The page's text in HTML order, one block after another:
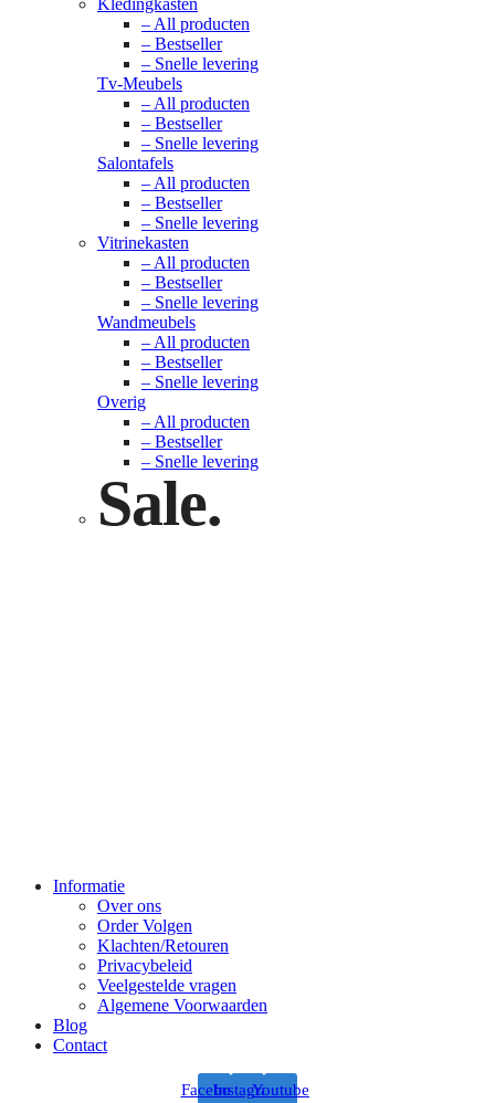
Kledingkasten
– All producten
– Bestseller
– Snelle levering
Tv-Meubels
– All producten
– Bestseller
– Snelle levering
Salontafels
– All producten
– Bestseller
– Snelle levering
Vitrinekasten
– All producten
– Bestseller
– Snelle levering
Wandmeubels
– All producten
– Bestseller
– Snelle levering
Overig
– All producten
– Bestseller
– Snelle levering
Sale.
Informatie
Over ons
Order Volgen
Klachten/Retouren
Privacybeleid
Veelgestelde vragen
Algemene Voorwaarden
Blog
Contact
FacebookInstagramYoutube